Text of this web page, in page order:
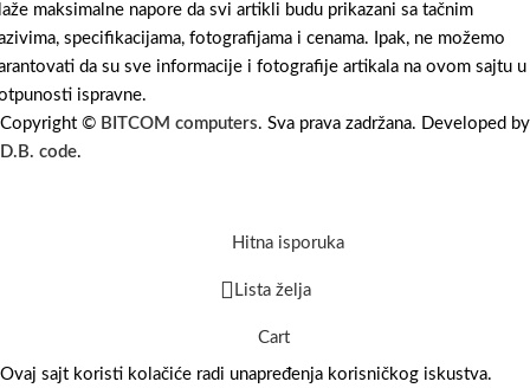
maksimalne napore da svi artikli budu prikazani sa tačnim
specifikacijama, fotografijama i cenama. Ipak, ne možemo
da su sve informacije i fotografije artikala na ovom sajtu u
ispravne.
Copyright © BITCOM computers. Sva prava zadržana. Developed by
D.B. code.
Hitna isporuka
Lista želja
Cart
Ovaj sajt koristi kolačiće radi unapređenja korisničkog iskustva.